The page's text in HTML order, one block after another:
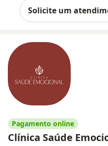
Solicite um
Pagamento online
Clínica Saúde